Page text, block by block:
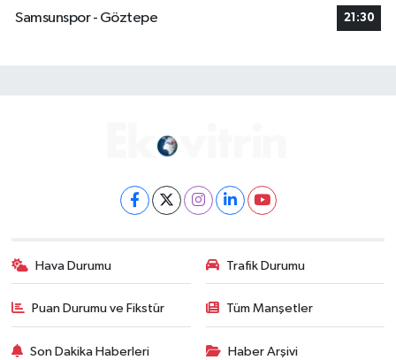
Samsunspor - Göztepe
21:30
Hava Durumu Trafik Durumu
Puan Durumu ve Fikstür Tüm Manşetler
Son Dakika Haberleri Haber Arşivi